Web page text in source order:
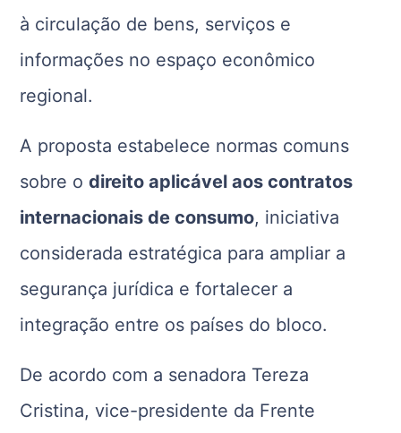
à circulação de bens, serviços e
informações no espaço econômico
regional.
A proposta estabelece normas comuns
sobre odireito aplicável aos contratos
internacionais de consumo, iniciativa
considerada estratégica para ampliar a
segurança jurídica e fortalecer a
integração entre os países do bloco.
De acordo com a senadora Tereza
Cristina, vice-presidente da Frente